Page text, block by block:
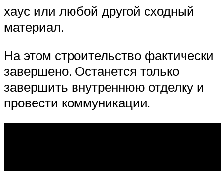
хаус или любой другой сходный
материал.
На этом строительство фактически
завершено. Останется только
завершить внутреннюю отделку и
провести коммуникации.